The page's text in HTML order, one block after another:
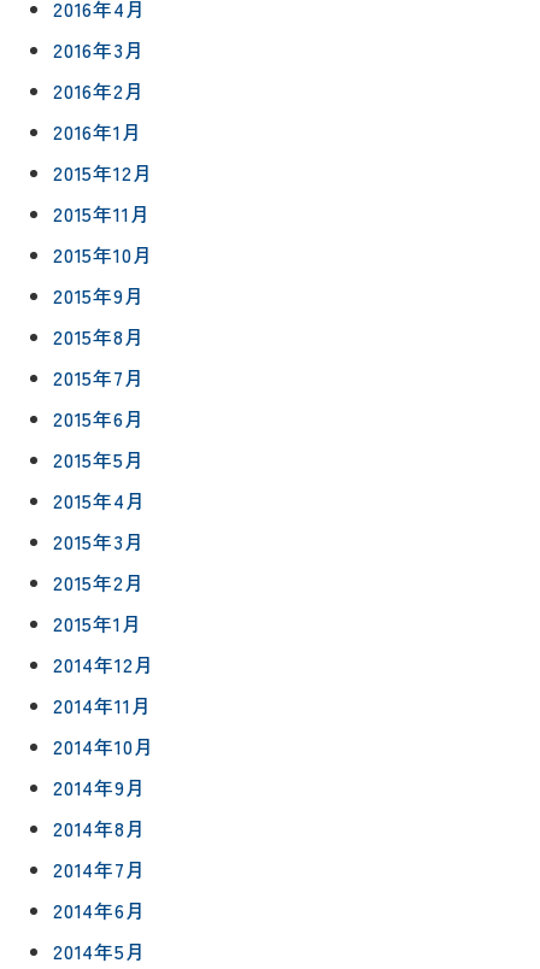
2016年4月
2016年3月
2016年2月
2016年1月
2015年12月
2015年11月
2015年10月
2015年9月
2015年8月
2015年7月
2015年6月
2015年5月
2015年4月
2015年3月
2015年2月
2015年1月
2014年12月
2014年11月
2014年10月
2014年9月
2014年8月
2014年7月
2014年6月
2014年5月